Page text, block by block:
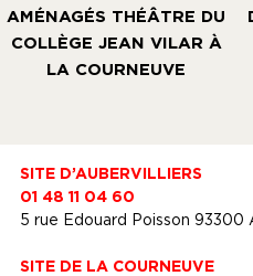
AMÉNAGÉS THÉÂTRE DU
COLLÈGE JEAN VILAR À
LA COURNEUVE
SITE D’AUBERVILLIERS
01 48 11 04 60
5 rue Edouard Poisson 93300
SITE DE LA COURNEUVE